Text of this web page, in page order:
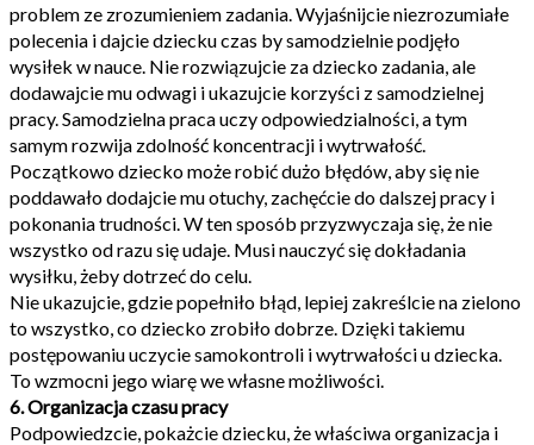
problem ze zrozumieniem zadania. Wyjaśnijcie niezrozumiałe
polecenia i dajcie dziecku czas by samodzielnie podjęło
wysiłek w nauce. Nie rozwiązujcie za dziecko zadania, ale
dodawajcie mu odwagi i ukazujcie korzyści z samodzielnej
pracy. Samodzielna praca uczy odpowiedzialności, a tym
samym rozwija zdolność koncentracji i wytrwałość.
Początkowo dziecko może robić dużo błędów, aby się nie
poddawało dodajcie mu otuchy, zachęćcie do dalszej pracy i
pokonania trudności. W ten sposób przyzwyczaja się, że nie
wszystko od razu się udaje. Musi nauczyć się dokładania
wysiłku, żeby dotrzeć do celu.
Nie ukazujcie, gdzie popełniło błąd, lepiej zakreślcie na zielono
to wszystko, co dziecko zrobiło dobrze. Dzięki takiemu
postępowaniu uczycie samokontroli i wytrwałości u dziecka.
To wzmocni jego wiarę we własne możliwości.
6. Organizacja czasu pracy
Podpowiedzcie, pokażcie dziecku, że właściwa organizacja i